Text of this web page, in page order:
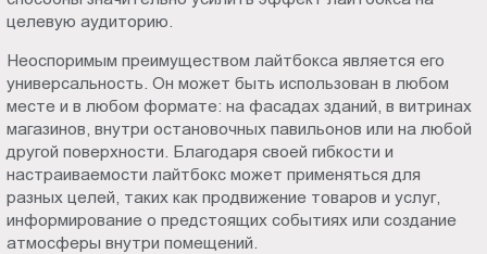
целевую аудиторию.
Неоспоримым преимуществом лайтбокса является его
универсальность. Он может быть использован в любом
месте и в любом формате: на фасадах зданий, в витринах
магазинов, внутри остановочных павильонов или на любой
другой поверхности. Благодаря своей гибкости и
настраиваемости лайтбокс может применяться для
разных целей, таких как продвижение товаров и услуг,
информирование о предстоящих событиях или создание
атмосферы внутри помещений.